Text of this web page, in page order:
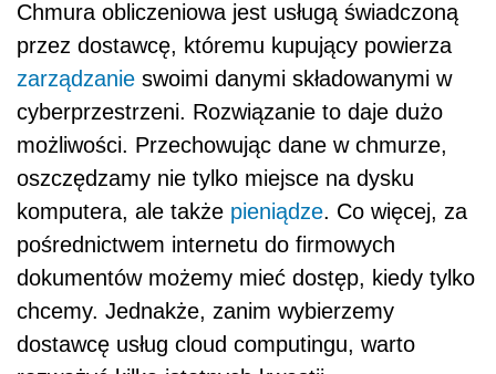
Chmura obliczeniowa jest usługą świadczoną
przez dostawcę, któremu kupujący powierza
zarządzanie swoimi danymi składowanymi w
cyberprzestrzeni. Rozwiązanie to daje dużo
możliwości. Przechowując dane w chmurze,
oszczędzamy nie tylko miejsce na dysku
komputera, ale także pieniądze. Co więcej, za
pośrednictwem internetu do firmowych
dokumentów możemy mieć dostęp, kiedy tylko
chcemy. Jednakże, zanim wybierzemy
dostawcę usług cloud computingu, warto